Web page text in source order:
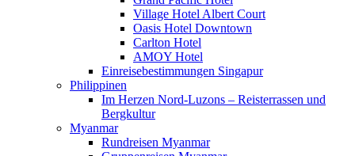
Village Hotel Albert Court
Oasis Hotel Downtown
Carlton Hotel
AMOY Hotel
Einreisebestimmungen Singapur
Philippinen
Im Herzen Nord-Luzons – Reisterrassen und
Bergkultur
Myanmar
Rundreisen Myanmar